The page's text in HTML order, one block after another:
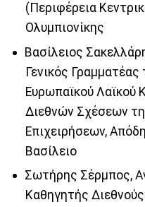
(Περιφέρεια
Ολυμπιονίκης
Βασίλειος
Γενικός
Ευρωπαϊκού Λαϊκού
Διεθνών Σχέσεων
Επιχειρήσεων,
Βασίλειο
Σωτήρης Σέρμπος,
Καθηγητής